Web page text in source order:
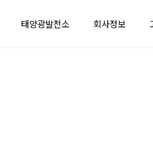
태양광발전소 회사정보